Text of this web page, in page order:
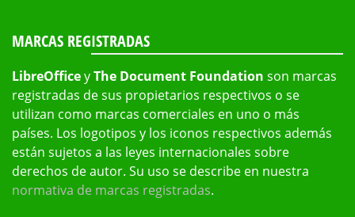
MARCAS REGISTRADAS
LibreOfficeyThe Document Foundation son marcas
registradas de sus propietarios respectivos o se
utilizan como marcas comerciales en uno o más
países. Los logotipos y los iconos respectivos además
están sujetos a las leyes internacionales sobre
derechos de autor. Su uso se describe en nuestra
normativa de marcas registradas.